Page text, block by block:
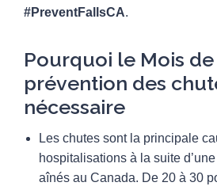
#PreventFallsCA.
Pourquoi le Mois
prévention des
nécessaire
Les chutes sont la principale
hospitalisations à la suite
aînés au Canada. De 20 à 30